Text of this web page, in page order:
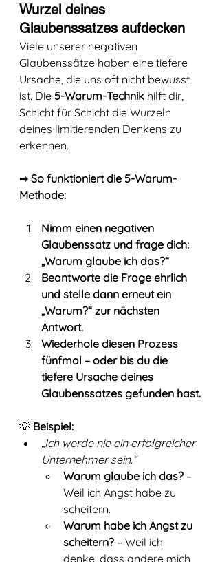
Wurzel deines
Glaubenssatzes aufdecken
Viele unserer negativen
Glaubenssätze haben eine tiefere
Ursache, die uns oft nicht bewusst
ist. Die 5-Warum-Technik hilft dir,
Schicht für Schicht die Wurzeln
deines limitierenden Denkens zu
erkennen.
➡ So funktioniert die 5-Warum-
Methode:
Nimm einen negativen
Glaubenssatz und frage dich:
„Warum glaube ich das?“
Beantworte die Frage ehrlich
und stelle dann erneut ein
„Warum?“ zur nächsten
Antwort.
Wiederhole diesen Prozess
fünfmal – oder bis du die
tiefere Ursache deines
Glaubenssatzes gefunden hast.
💡 Beispiel:
„Ich werde nie ein erfolgreicher
Unternehmer sein.“
Warum glaube ich das? –
Weil ich Angst habe zu
scheitern.
Warum habe ich Angst zu
scheitern? – Weil ich
denke, dass andere mich